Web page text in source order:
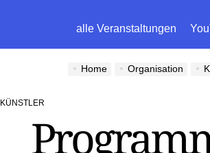
alle Veranstaltungen
Home Organisation
POSTED
KÜNSTLER